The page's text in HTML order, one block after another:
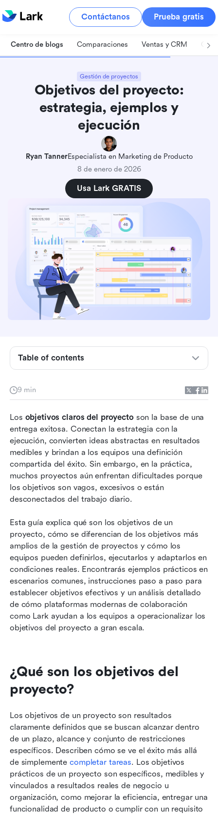
Contáctanos Prueba gratis
Centro de blogs Comparaciones Ventas y CRM
Gestión de proyectos
Objetivos del proyecto:
estrategia, ejemplos y
ejecución
Ryan TannerEspecialista en Marketing de Producto
8 de enero de 2026
Usa Lark GRATIS
9 min
Los objetivos claros del proyecto son la base de una
entrega exitosa. Conectan la estrategia con la
ejecución, convierten ideas abstractas en resultados
medibles y brindan a los equipos una definición
compartida del éxito. Sin embargo, en la práctica,
muchos proyectos aún enfrentan dificultades porque
los objetivos son vagos, excesivos o están
desconectados del trabajo diario.
Esta guía explica qué son los objetivos de un
proyecto, cómo se diferencian de los objetivos más
amplios de la gestión de proyectos y cómo los
equipos pueden definirlos, ejecutarlos y adaptarlos en
condiciones reales. Encontrarás ejemplos prácticos en
escenarios comunes, instrucciones paso a paso para
establecer objetivos efectivos y un análisis detallado
de cómo plataformas modernas de colaboración
como Lark ayudan a los equipos a operacionalizar los
objetivos del proyecto a gran escala.
¿Qué son los objetivos del
proyecto?
Los objetivos de un proyecto son resultados
claramente definidos que se buscan alcanzar dentro
de un plazo, alcance y conjunto de restricciones
específicos. Describen cómo se ve el éxito más allá
de simplemente completar tareas. Los objetivos
prácticos de un proyecto son específicos, medibles y
vinculados a resultados reales de negocio u
organización, como mejorar la eficiencia, entregar una
funcionalidad de producto o cumplir con un requisito
Table of contents
¿Qué son los objetivos del proyecto?
Diferencias entre: objetivos de gestión de
4 tipos de objetivos de proyecto que los
equipos deben definir
escenarios comunes
Cómo establecer metas de proyecto
Hora de actuar: convierte los objetivos de tu
proyecto en flujos de trabajo accionables en
Lark
Plantillas de objetivos de proyecto listas para
usar
Señales de advertencia: cuando sea necesario
Conclusión
Preguntas frecuentes
Lecturas relacionadas